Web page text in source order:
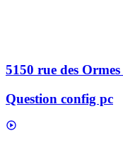
5150 rue des Ormes
Question config pc